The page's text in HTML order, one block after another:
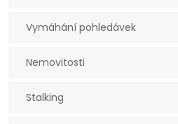
Vymáhání pohledávek
Nemovitosti
Stalking